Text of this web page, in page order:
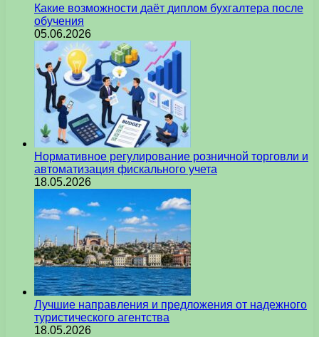
Какие возможности даёт диплом бухгалтера после
обучения
05.06.2026
Нормативное регулирование розничной торговли и
автоматизация фискального учета
18.05.2026
Лучшие направления и предложения от надежного
туристического агентства
18.05.2026